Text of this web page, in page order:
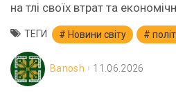
на тлі своїх втрат та
ТЕГИ Новини світу
Banosh 11.06.2026